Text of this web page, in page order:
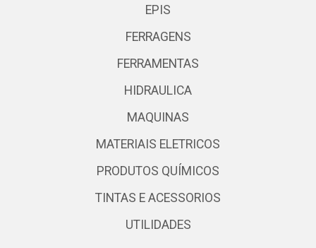
EPIS
FERRAGENS
FERRAMENTAS
HIDRAULICA
MAQUINAS
MATERIAIS ELETRICOS
PRODUTOS QUÍMICOS
TINTAS E ACESSORIOS
UTILIDADES